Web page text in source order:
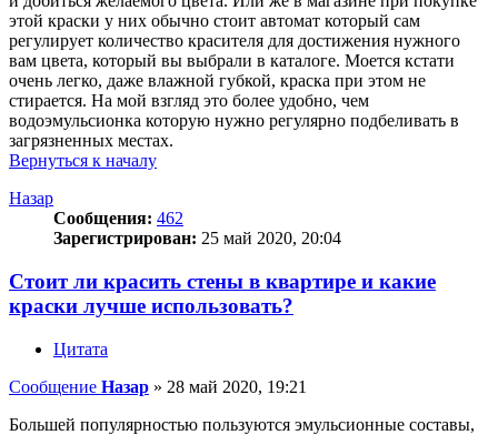
этой краски у них обычно стоит автомат который сам
регулирует количество красителя для достижения нужного
вам цвета, который вы выбрали в каталоге. Моется кстати
очень легко, даже влажной губкой, краска при этом не
стирается. На мой взгляд это более удобно, чем
водоэмульсионка которую нужно регулярно подбеливать в
загрязненных местах.
Вернуться к началу
Назар
Сообщения: 462
Зарегистрирован: 25 май 2020, 20:04
Стоит ли красить стены в квартире и какие
краски лучше использовать?
Цитата
Сообщение Назар » 28 май 2020, 19:21
Большей популярностью пользуются эмульсионные составы,